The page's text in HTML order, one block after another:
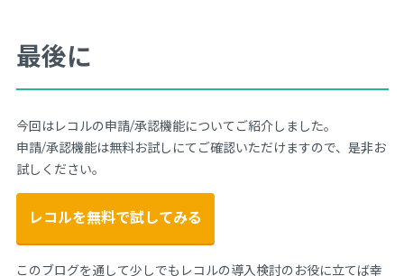
最後に
今回はレコルの申請/承認機能についてご紹介しました。
申請/承認機能は無料お試しにてご確認いただけますので、是非お
試しください。
レコルを無料で試してみる
このブログを通して少しでもレコルの導入検討のお役に立てば幸